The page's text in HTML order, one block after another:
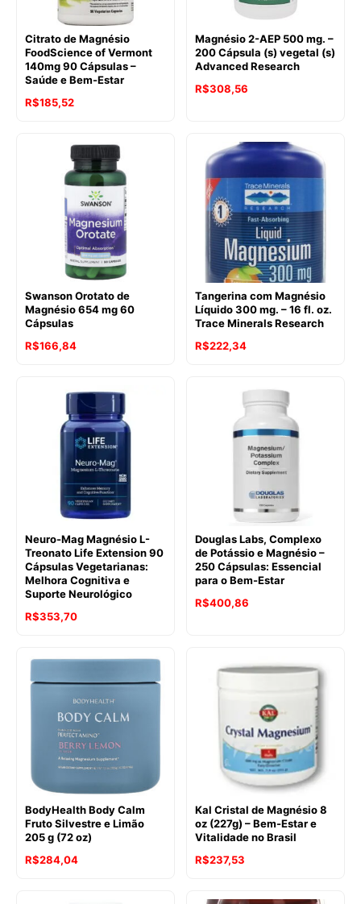
Citrato de Magnésio
FoodScience of Vermont
140mg 90 Cápsulas –
Saúde e Bem-Estar
R$185,52
Magnésio 2-AEP 500 mg. –
200 Cápsula (s) vegetal (s)
Advanced Research
O
era:
R$308,56
é:
Swanson Orotato de
Magnésio 654 mg 60
Cápsulas
R$166,84
Tangerina com Magnésio
Líquido 300 mg. – 16 fl. oz.
Trace Minerals Research
R$222,34
Neuro-Mag Magnésio L-
Treonato Life Extension 90
Cápsulas Vegetarianas:
Melhora Cognitiva e
Suporte Neurológico
R$353,70
Douglas Labs, Complexo
de Potássio e Magnésio –
250 Cápsulas: Essencial
para o Bem-Estar
R$400,86
BodyHealth Body Calm
Fruto Silvestre e Limão
205 g (72 oz)
R$284,04
Kal Cristal de Magnésio 8
oz (227g) – Bem-Estar e
Vitalidade no Brasil
R$237,53